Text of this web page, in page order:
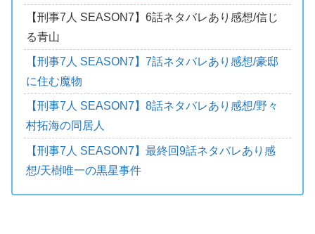
【刑事7人 SEASON7】6話ネタバレあり感想/信じ
る青山
【刑事7人 SEASON7】7話ネタバレあり感想/豪邸
に住む魔物
【刑事7人 SEASON7】8話ネタバレあり感想/野々
村拓海の同居人
【刑事7人 SEASON7】最終回9話ネタバレあり感
想/天樹唯一の黒星事件